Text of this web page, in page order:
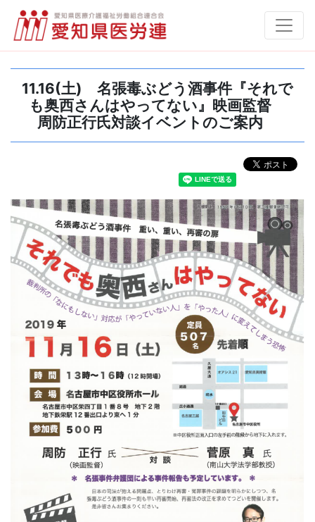
11.16(土) 名張毒ぶどう酒事件『それで
も奥西さんはやってない』映画監督
周防正行氏対談イベントのご案内